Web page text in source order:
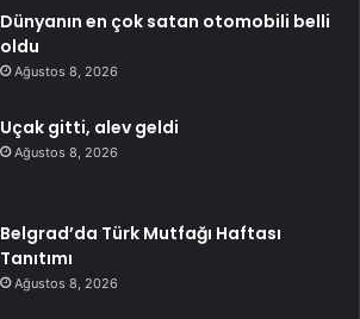
Dünyanın en çok satan otomobili belli
oldu
Ağustos 8, 2026
Uçak gitti, alev geldi
Ağustos 8, 2026
Belgrad’da Türk Mutfağı Haftası
Tanıtımı
Ağustos 8, 2026